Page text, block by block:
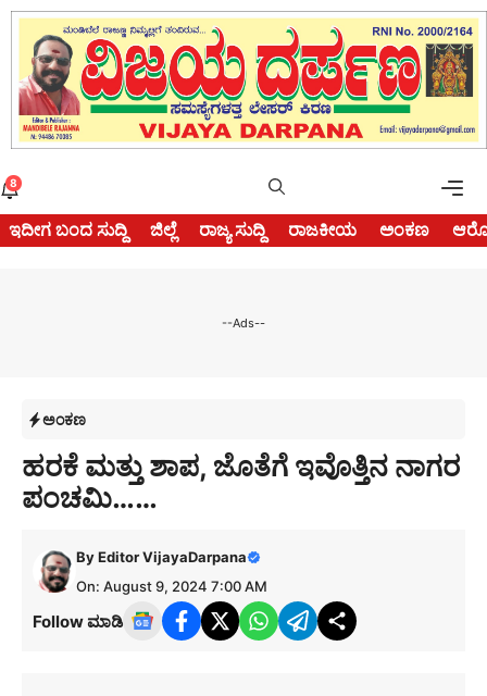
Skip
content
8
ಇದೀಗ ಬಂದ ಸುದ್ದಿ ಜಿಲ್ಲೆ ರಾಜ್ಯ ಸುದ್ದಿ ರಾಜಕೀಯ ಅಂಕಣ
--Ads--
ಅಂಕಣ
ಹರಕೆ ಮತ್ತು ಶಾಪ, ಜೊತೆಗೆ ಇವೊತ್ತಿನ ನಾಗರ
ಪಂಚಮಿ……
ByEditor VijayaDarpana
On: August 9, 2024 7:00 AM
Follow ಮಾಡಿ